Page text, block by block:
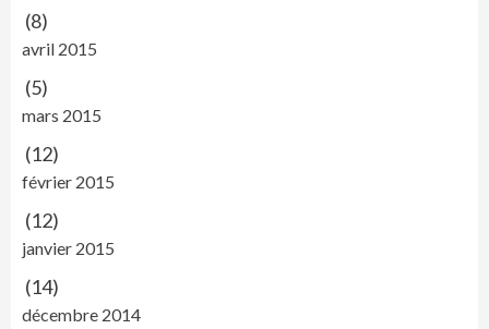
(8)
avril 2015
(5)
mars 2015
(12)
février 2015
(12)
janvier 2015
(14)
décembre 2014